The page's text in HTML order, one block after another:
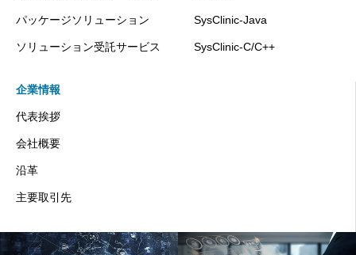
パッケージソリューション
ソリューション受託サービス
SysClinic-Java
SysClinic-C/C++
企業情報
代表挨拶
会社概要
沿革
主要取引先